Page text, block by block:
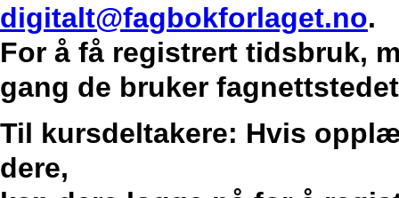
digitalt@fagbokforlaget.no.
For å få registrert tidsbruk,
gang de bruker
Til kursdeltakere: Hvis
dere,